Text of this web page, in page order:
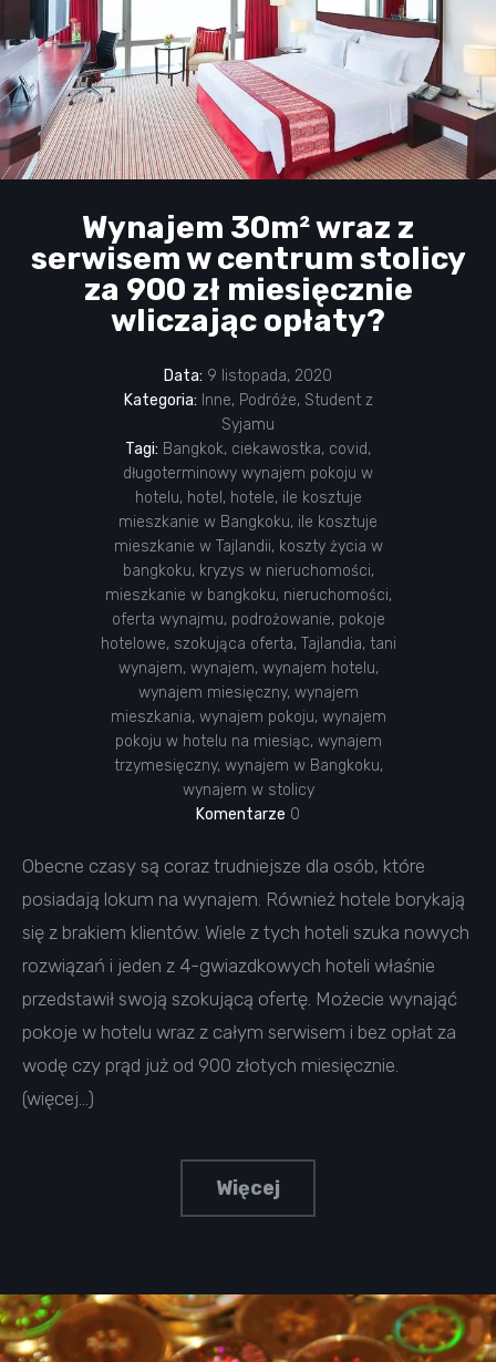
Wynajem 30m² wraz z
serwisem w centrum stolicy
za 900 zł miesięcznie
wliczając opłaty?
Data: 9 listopada, 2020
Kategoria: Inne, Podróże, Student z
Syjamu
Tagi: Bangkok, ciekawostka, covid,
długoterminowy wynajem pokoju w
hotelu, hotel , hotele, ile kosztuje
mieszkanie w Bangkoku, ile kosztuje
mieszkanie w Tajlandii, koszty życia w
bangkoku, kryzys w nieruchomości,
mieszkanie w bangkoku, nieruchomości,
oferta wynajmu, podrożowanie, pokoje
hotelowe, szokująca oferta, Tajlandia, tani
wynajem, wynajem, wynajem hotelu,
wynajem miesięczny, wynajem
mieszkania, wynajem pokoju, wynajem
pokoju w hotelu na miesiąc, wynajem
trzymesięczny, wynajem w Bangkoku,
wynajem w stolicy
Komentarze 0
Obecne czasy są coraz trudniejsze dla osób, które
posiadają lokum na wynajem. Również hotele borykają
się z brakiem klientów. Wiele z tych hoteli szuka nowych
rozwiązań i jeden z 4-gwiazdkowych hoteli właśnie
przedstawił swoją szokującą ofertę. Możecie wynająć
pokoje w hotelu wraz z całym serwisem i bez opłat za
wodę czy prąd już od 900 złotych miesięcznie.
(więcej…)
Więcej